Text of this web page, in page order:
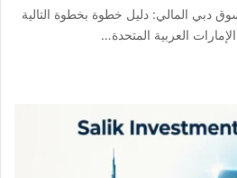
دبي المالي: دليل خطوة بخطوة التالية
العربية المتحدة…